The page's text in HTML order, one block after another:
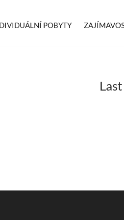
POBYTY